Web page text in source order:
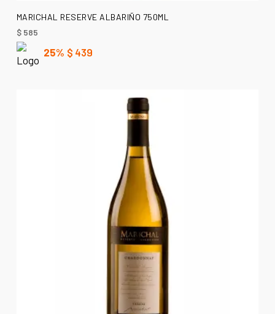
AÑADIR AL CARRITO
MARICHAL RESERVE ALBARIÑO 750ML
$585
25% $ 439